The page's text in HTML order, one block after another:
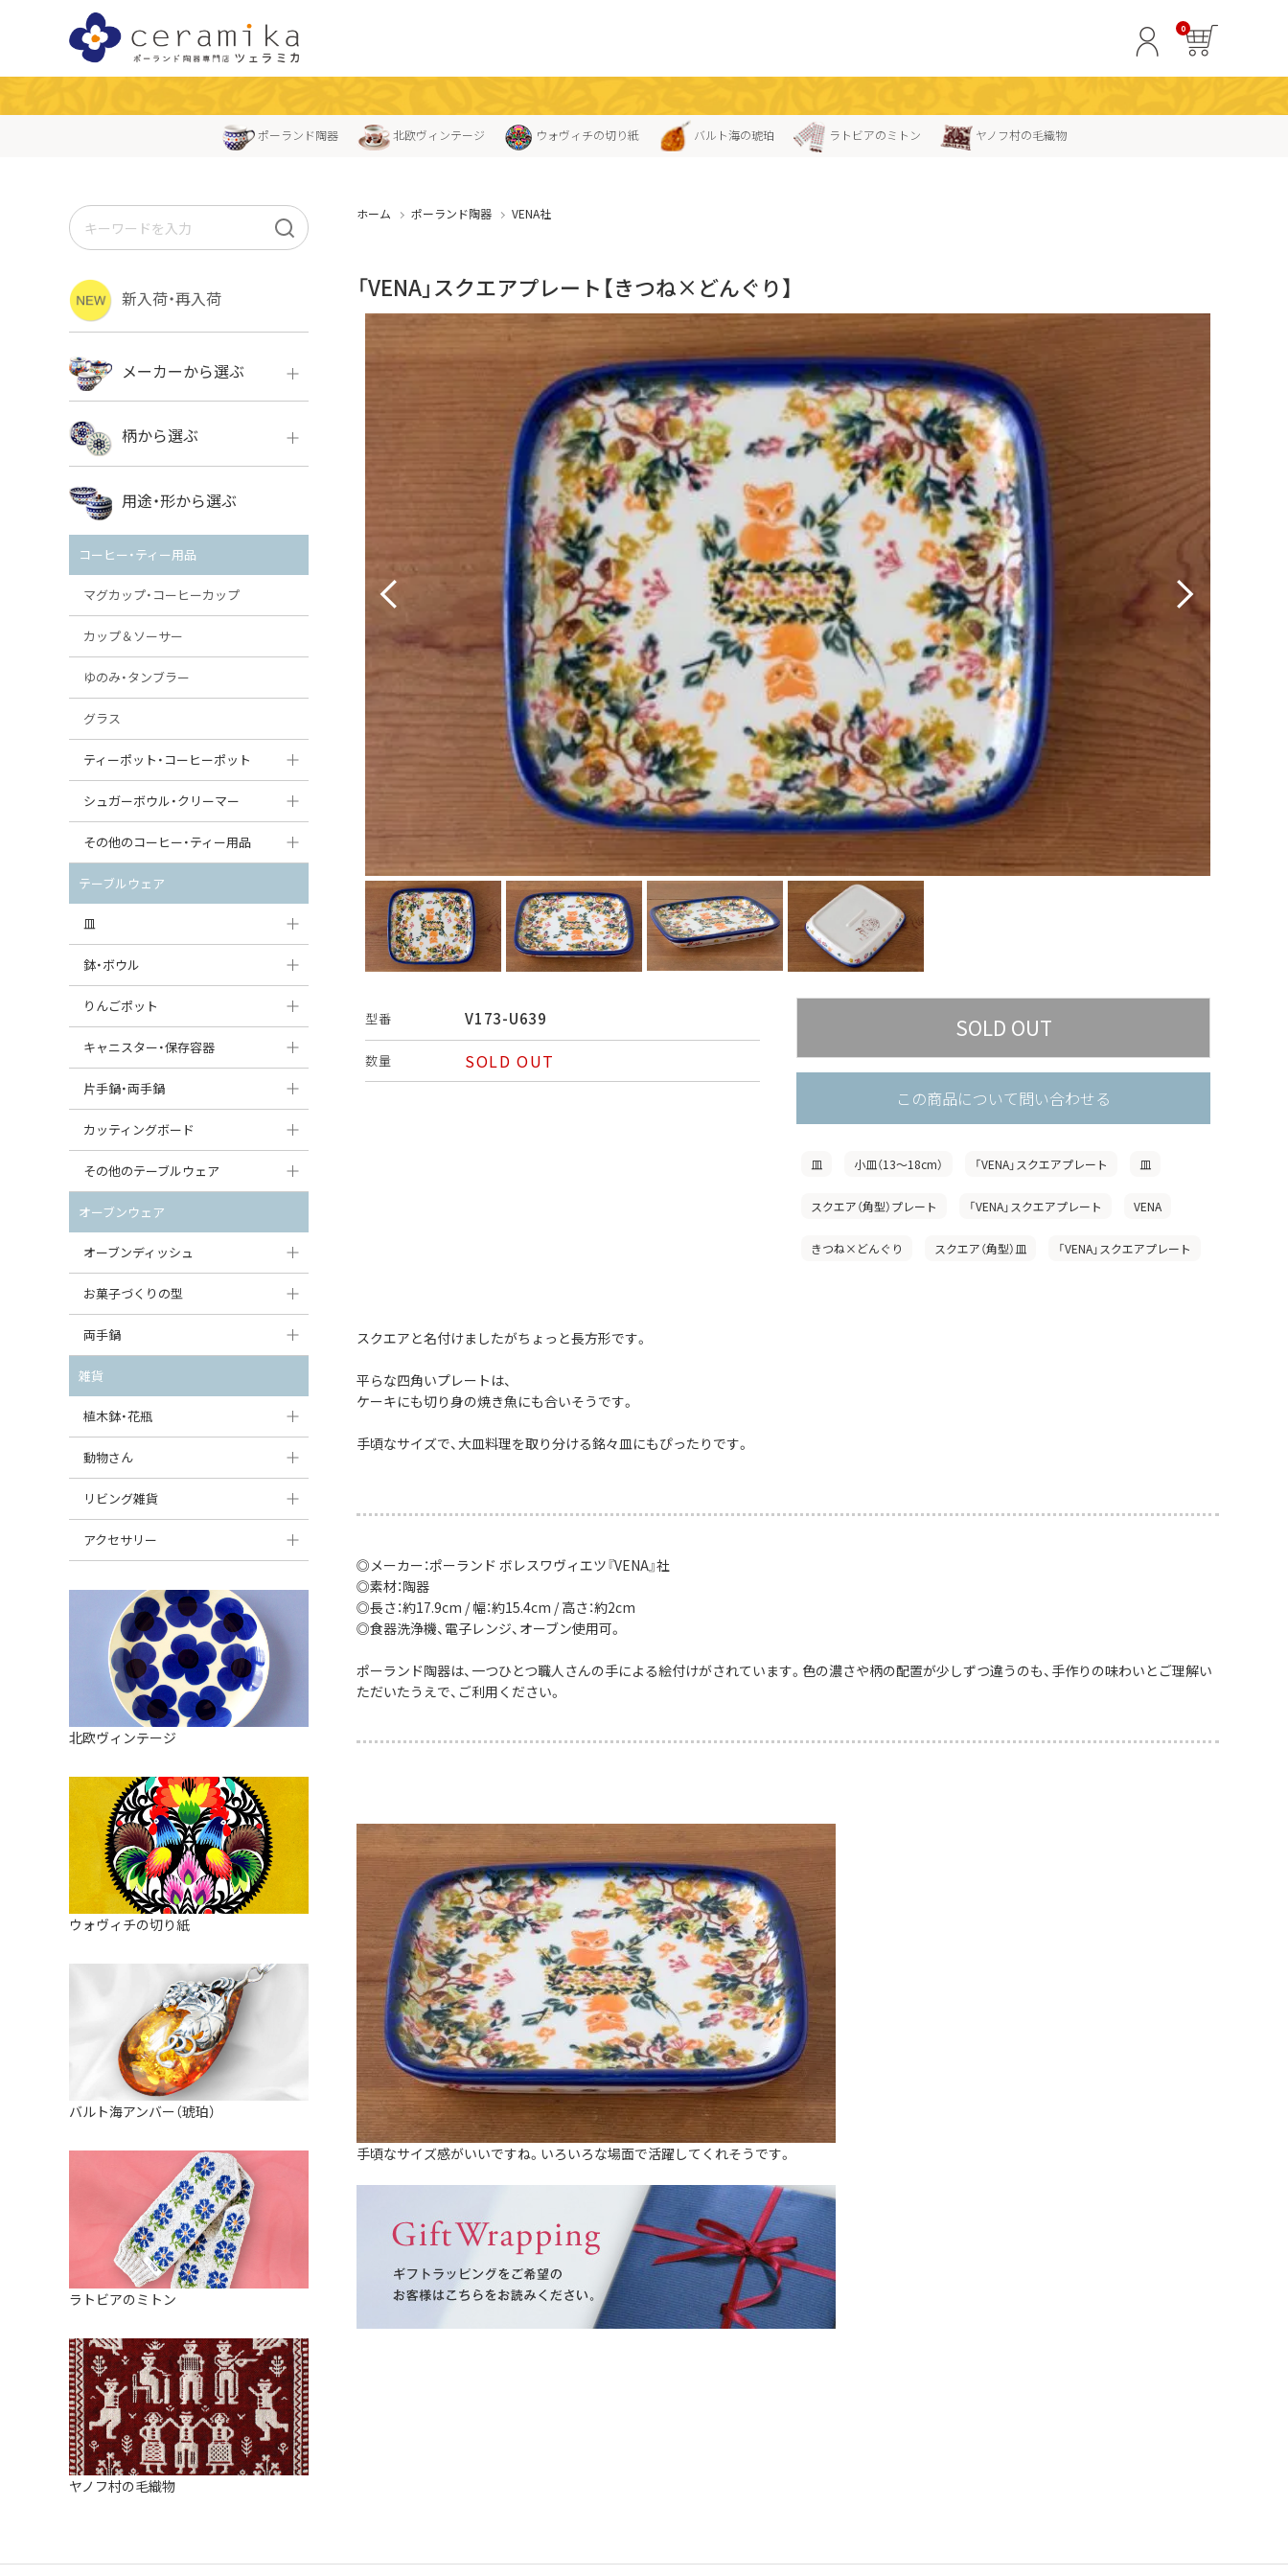
0
ポーランド陶器 北欧ヴィンテージ ウォヴィチの切り紙 バルト海の琥珀 ラトビアのミトン ヤノフ村の毛織物
ホーム ポーランド陶器 VENA社
「VENA」スクエアプレート【きつね×どんぐり】
型番 V173-U639
数量
SOLD OUT
この商品について問い合わせる
皿 小皿（13〜18cm） 「VENA」スクエアプレート 皿
スクエア（角型）プレート 「VENA」スクエアプレート VENA
きつね×どんぐり スクエア（角型）皿 「VENA」スクエアプレート
スクエアと名付けましたがちょっと長方形です。
平らな四角いプレートは、
ケーキにも切り身の焼き魚にも合いそうです。
手頃なサイズで、大皿料理を取り分ける銘々皿にもぴったりです。
◎メーカー：ポーランド ボレスワヴィエツ『VENA』社
◎素材：陶器
◎長さ：約17.9cm / 幅：約15.4cm / 高さ：約2cm
◎食器洗浄機、電子レンジ、オーブン使用可。
ポーランド陶器は、一つひとつ職人さんの手による絵付けがされています。色の濃さや柄の配置が少しずつ違うのも、手作りの味わいとご理解い
ただいたうえで、ご利用ください。
手頃なサイズ感がいいですね。いろいろな場面で活躍してくれそうです。
新入荷・再入荷
メーカーから選ぶ
ボレス
VENA
ミレナ
柄から選ぶ
ボレス
用途・形から選ぶ
コーヒー・ティー用品
マグカップ・コーヒーカップ
カップ＆ソーサー
ゆのみ・タンブラー
グラス
ティーポット・コーヒーポット
ティーポット
コーヒーポット
シュガーボウル・クリーマー
シュガーボウル
クリーマー
その他のコーヒー・ティー用品
ポットウォーマー
ピッチャー
コーヒードリッパー
すべて見る
テーブルウェア
皿
大皿（24cm〜）
中皿（18〜24cm）
丸皿
スープ皿
ダルマプレート
たまご型プレート
ハート型プレート
変形プレート
分割ディッシュ
すべて見る
鉢・ボウル
大鉢（21cm〜）
中鉢（16〜21cm）
丸鉢・どんぶり・ボウル
茶碗
オーバルボウル
ハートボウル
葉っぱ型ボウル
りんご型ボウル
いちご型ボウル
星型ボウル
スープカップ
そば猪口・フリーカップ
ココット
薬味入れ
ミキシングボウル
すべて見る
りんごポット
りんごポット
りんごポット小
キャニスター・保存容器
キャニスター
つぼ
ガーリックポット
オニオンキャニスター
ガーリックキャニスター
チーズケース
バターディッシュ
六角形ポット
ボトル
すべて見る
片手鍋・両手鍋
ソースパン（片手鍋）
スープチュリーン
カッティングボード
角型カッティングボード
丸型カッティングボード
すべて見る
その他のテーブルウェア
調味料入れ
グレイヴィーボート
エッグカップ
ケーキスタンド
カトラリー
はしおき・カトラリーレスト
オーブンウェア
オーブンディッシュ
大型（24cm〜）
中型（18〜24cm）
スクエアオーブンディッシュ
オーバルオーブンディッシュ
すべて見る
お菓子づくりの型
パウンド型
マフィン型
すべて見る
両手鍋
チュリーン
キャセロール
すべて見る
雑貨
植木鉢・花瓶
植木鉢
花瓶
動物さん
フィギュア・置物
貯金箱
オーナメント
クリーマー
リビング雑貨
スツール
バス・洗面用品
家具小物
小物入れ
アロマポット
バスケット
装飾用タイル・プレート
ミニチュア
天使さま
カードスタンド
マグネット
すべて見る
アクセサリー
ペンダントトップ
すべて見る
北欧ヴィンテージ
ウォヴィチの切り紙
バルト海アンバー（琥珀）
ラトビアのミトン
ヤノフ村の毛織物